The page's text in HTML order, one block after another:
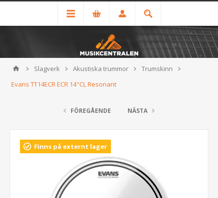
Slagverk Akustiska trummor
Trumskinn
Evans TT14ECR ECR 14"CL Resonant
FÖREGÅENDE NÄSTA
Finns på externt lager